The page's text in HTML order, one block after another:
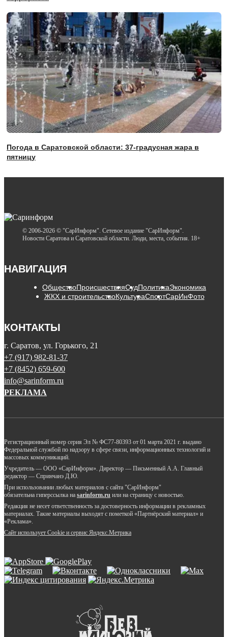
Погода в Саратовской области: 37-градусная жара в
пятницу
© 2006-2026 © "СарИнформ". Сетевое издание "СарИнформ".
Новости Саратова и Саратовской области. Люди, места, события. 18+
НАВИГАЦИЯ
ОбществоПроисшествияСудПолитикаЭкономика
ЖКХ и строительствоКультураСпортСарИнФото
КОНТАКТЫ
г. Саратов, ул. Горького, 21
+7 (917) 982-81-37
+7 (8452) 659-600
info@sarinform.ru
РЕКЛАМА
Регистрационный номер серия Эл № ФС77-80393 от 01 марта 2021 г. выдано
Федеральной службой по надзору в сфере связи, информационных технологий и
массовых коммуникаций.
Учредитель — ООО «СарИнформ». Директор — Письменный А.А. Главный
редактор — Спринчанэ Д.Ю.
При использовании любых материалов с сайта "СарИнформ"
обязательна гиперссылка на sarinform.ru или на страницу с новостью.
Редакция не несет ответственность за достоверность информации в рекламных
материалах. Такие материалы выходят с пометкой «Партнёрский материал» и
«Реклама».
Сайт использует Cookie и сервиc Яндекс.Метрика